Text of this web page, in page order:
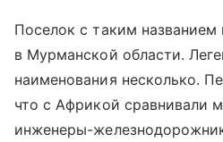
Поселок с таким названием
в Мурманской области.
наименования несколько.
что с Африкой сравнивали
инженеры-